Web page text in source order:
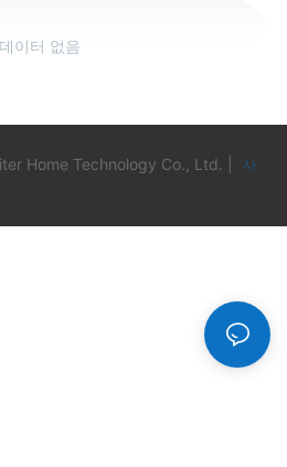
데이터 없음
Home Technology Co., Ltd. |
사